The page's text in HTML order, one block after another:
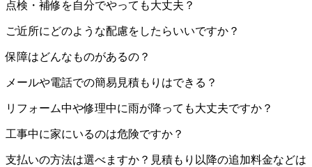
点検・補修を自分でやっても大丈夫？
ご近所にどのような配慮をしたらいいですか？
保障はどんなものがあるの？
メールや電話での簡易見積もりはできる？
リフォーム中や修理中に雨が降っても大丈夫ですか？
工事中に家にいるのは危険ですか？
支払いの方法は選べますか？見積もり以降の追加料金などは